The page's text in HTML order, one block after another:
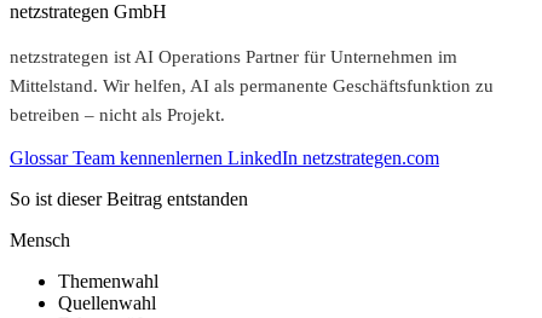
netzstrategen GmbH
netzstrategen ist AI Operations Partner für Unternehmen im
Mittelstand. Wir helfen, AI als permanente Geschäftsfunktion zu
betreiben – nicht als Projekt.
GlossarTeam kennenlernen LinkedIn netzstrategen.com
So ist dieser Beitrag entstanden
Mensch
Themenwahl
Quellenwahl